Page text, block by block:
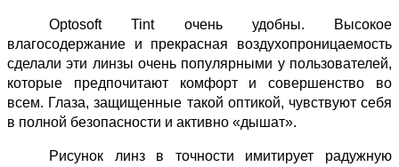
Optosoft Tint очень удобны. Высокое
влагосодержание и прекрасная воздухопроницаемость
сделали эти линзы очень популярными у пользователей,
которые предпочитают комфорт и совершенство во
всем. Глаза, защищенные такой оптикой, чувствуют себя
в полной безопасности и активно «дышат».
Рисунок линз в точности имитирует радужную